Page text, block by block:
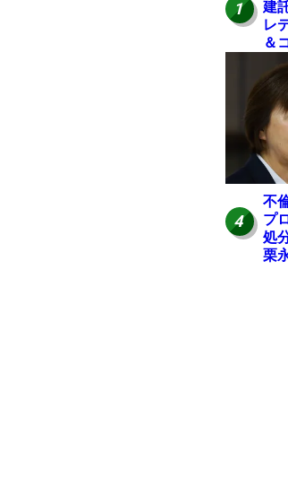
1
建
レ
＆
岐
4
不
プ
処
栗